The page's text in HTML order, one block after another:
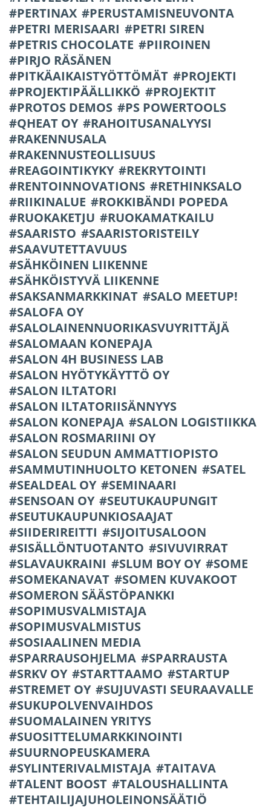
PERTINAX
PERUSTAMISNEUVONTA
PETRI MERISAARI
PETRI SIREN
PETRIS CHOCOLATE
PIIROINEN
PIRJO RÄSÄNEN
PITKÄAIKAISTYÖTTÖMÄT
PROJEKTI
PROJEKTIPÄÄLLIKKÖ
PROJEKTIT
PROTOS DEMOS
PS POWERTOOLS
QHEAT OY
RAHOITUSANALYYSI
RAKENNUSALA
RAKENNUSTEOLLISUUS
REAGOINTIKYKY
REKRYTOINTI
RENTOINNOVATIONS
RETHINKSALO
RIIKINALUE
ROKKIBÄNDI POPEDA
RUOKAKETJU
RUOKAMATKAILU
SAARISTO
SAARISTORISTEILY
SAAVUTETTAVUUS
SÄHKÖINEN LIIKENNE
SÄHKÖISTYVÄ LIIKENNE
SAKSANMARKKINAT
SALO MEETUP!
SALOFA OY
SALOLAINENNUORIKASVUYRITTÄJÄ
SALOMAAN KONEPAJA
SALON 4H BUSINESS LAB
SALON HYÖTYKÄYTTÖ OY
SALON ILTATORI
SALON ILTATORIISÄNNYYS
SALON KONEPAJA
SALON LOGISTIIKKA
SALON ROSMARIINI OY
SALON SEUDUN AMMATTIOPISTO
SAMMUTINHUOLTO KETONEN
SATEL
SEALDEAL OY
SEMINAARI
SENSOAN OY
SEUTUKAUPUNGIT
SEUTUKAUPUNKIOSAAJAT
SIIDERIREITTI
SIJOITUSALOON
SISÄLLÖNTUOTANTO
SIVUVIRRAT
SLAVAUKRAINI
SLUM BOY OY
SOME
SOMEKANAVAT
SOMEN KUVAKOOT
SOMERON SÄÄSTÖPANKKI
SOPIMUSVALMISTAJA
SOPIMUSVALMISTUS
SOSIAALINEN MEDIA
SPARRAUSOHJELMA
SPARRAUSTA
SRKV OY
STARTTAAMO
STARTUP
STREMET OY
SUJUVASTI SEURAAVALLE
SUKUPOLVENVAIHDOS
SUOMALAINEN YRITYS
SUOSITTELUMARKKINOINTI
SUURNOPEUSKAMERA
SYLINTERIVALMISTAJA
TAITAVA
TALENT BOOST
TALOUSHALLINTA
TEHTAILIJAJUHOLEINONSÄÄTIÖ